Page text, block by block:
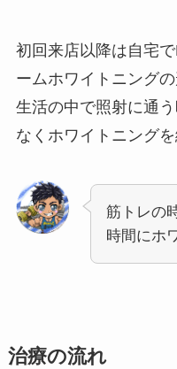
初回来店以降は自宅
ームホワイトニング
生活の中で照射に通
なくホワイトニング
筋トレの
時間にホ
治療の流れ